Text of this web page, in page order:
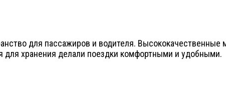
для пассажиров и водителя.
для хранения делали поездки комфортными и удобными.